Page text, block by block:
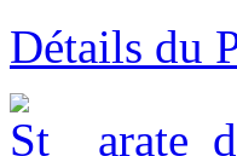
Détails du